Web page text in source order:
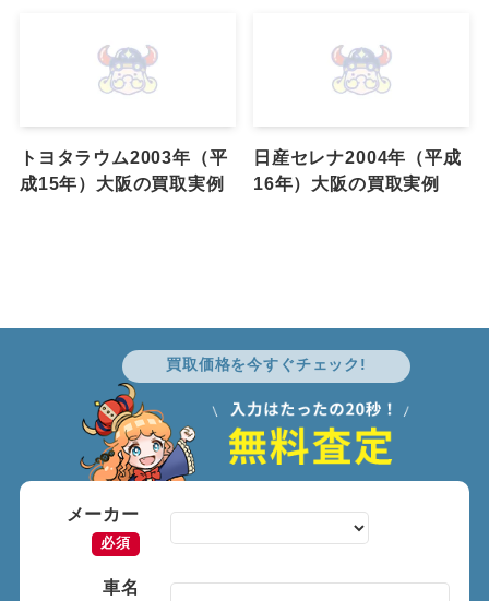
トヨタラウム2003年（平
成15年）大阪の買取実例
日産セレナ2004年（平成
16年）大阪の買取実例
買取価格を今すぐチェック!
メーカー
必須
車名